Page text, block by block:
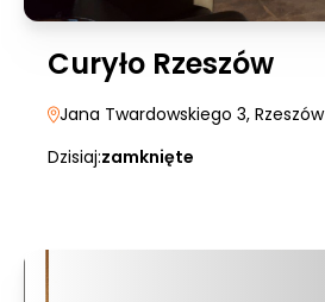
Curyło Rzeszów
Jana Twardowskiego 3, Rzeszów
Dzisiaj:zamknięte